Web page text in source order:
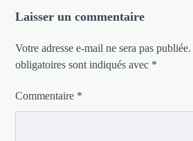
Laisser un commentaire
Votre adresse e-mail ne sera pas publiée.
obligatoires sont indiqués avec *
Commentaire *